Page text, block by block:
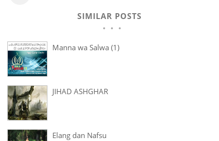
SIMILAR POSTS
Manna wa Salwa (1)
JIHAD ASHGHAR
Elang dan Nafsu